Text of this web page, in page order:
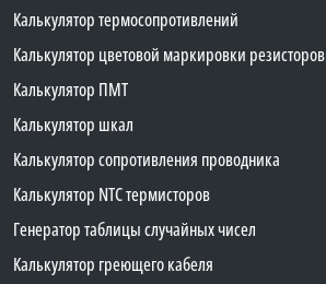
Калькулятор термосопротивлений
Калькулятор цветовой маркировки резисторов
Калькулятор ПМТ
Калькулятор шкал
Калькулятор сопротивления проводника
Калькулятор NTC термисторов
Генератор таблицы случайных чисел
Калькулятор греющего кабеля